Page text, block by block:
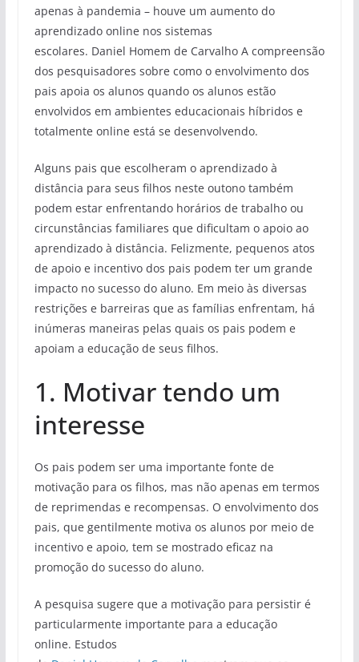
apenas à pandemia – houve um aumento do
aprendizado online nos sistemas
escolares. Daniel Homem de Carvalho A compreensão
dos pesquisadores sobre como o envolvimento dos
pais apoia os alunos quando os alunos estão
envolvidos em ambientes educacionais híbridos e
totalmente online está se desenvolvendo.
Alguns pais que escolheram o aprendizado à
distância para seus filhos neste outono também
podem estar enfrentando horários de trabalho ou
circunstâncias familiares que dificultam o apoio ao
aprendizado à distância. Felizmente, pequenos atos
de apoio e incentivo dos pais podem ter um grande
impacto no sucesso do aluno. Em meio às diversas
restrições e barreiras que as famílias enfrentam, há
inúmeras maneiras pelas quais os pais podem e
apoiam a educação de seus filhos.
1. Motivar tendo um
interesse
Os pais podem ser uma importante fonte de
motivação para os filhos, mas não apenas em termos
de reprimendas e recompensas. O envolvimento dos
pais, que gentilmente motiva os alunos por meio de
incentivo e apoio, tem se mostrado eficaz na
promoção do sucesso do aluno.
A pesquisa sugere que a motivação para persistir é
particularmente importante para a educação
online. Estudos